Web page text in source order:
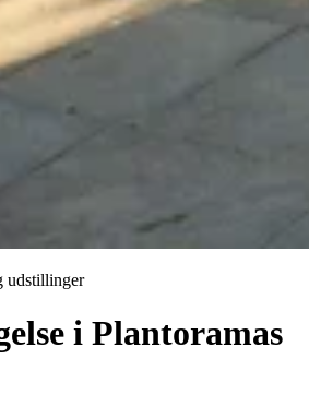
udstillinger
i Plantoramas